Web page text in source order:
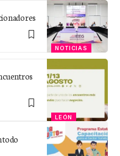
NOTICIAS
LEÓN
todo